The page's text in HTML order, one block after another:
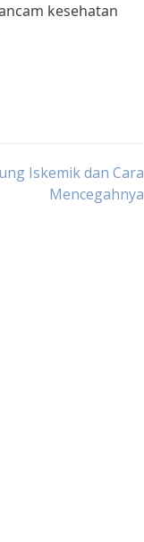
kesehatan
Iskemik dan Cara
Mencegahnya